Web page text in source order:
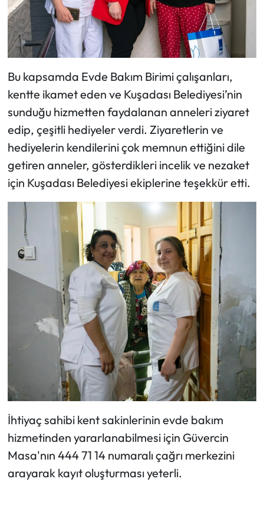
Bu kapsamda Evde Bakım Birimi çalışanları,
kentte ikamet eden ve Kuşadası Belediyesi’nin
sunduğu hizmetten faydalanan anneleri ziyaret
edip, çeşitli hediyeler verdi. Ziyaretlerin ve
hediyelerin kendilerini çok memnun ettiğini dile
getiren anneler, gösterdikleri incelik ve nezaket
için Kuşadası Belediyesi ekiplerine teşekkür etti.
İhtiyaç sahibi kent sakinlerinin evde bakım
hizmetinden yararlanabilmesi için Güvercin
Masa'nın 444 71 14 numaralı çağrı merkezini
arayarak kayıt oluşturması yeterli.